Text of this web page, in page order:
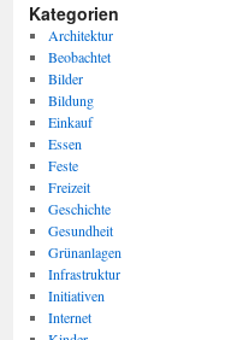
Kategorien
Architektur
Beobachtet
Bilder
Bildung
Einkauf
Essen
Feste
Freizeit
Geschichte
Gesundheit
Grünanlagen
Infrastruktur
Initiativen
Internet